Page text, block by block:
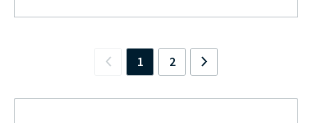
Previous
1 2 Next